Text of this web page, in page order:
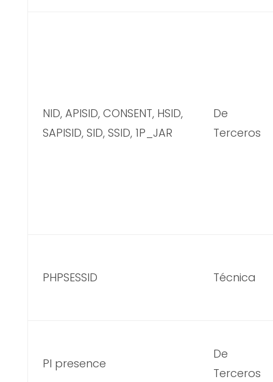
NID, APISID, CONSENT, HSID,
SAPISID, SID, SSID, 1P_JAR
De
Terceros
PHPSESSID Técnica
Pl presence
De
Terceros